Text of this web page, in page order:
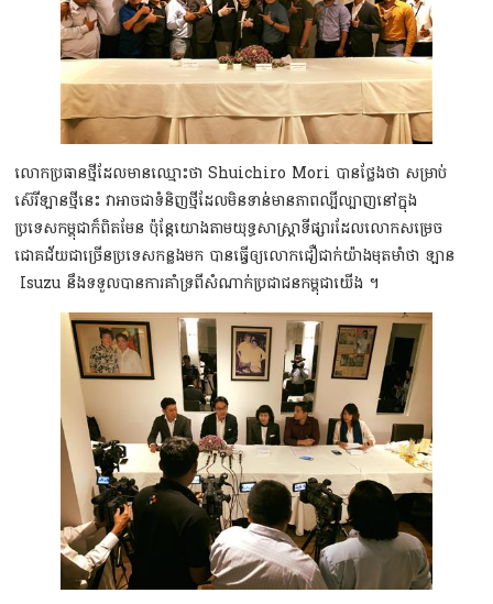
លោកប្រធានថ្មីដែលមានឈ្មោះថា Shuichiro Mori បានថ្លែងថា សម្រាប់
ស៊េរីឡានថ្មីនេះ វាអាចជាទំនិញថ្មីដែលមិនទាន់មានភាពល្បីល្បាញនៅក្នុង
ប្រទេសកម្ពុជាក៏ពិតមែន ប៉ុន្តែយោងតាមយុទ្ធសាស្រ្តាទីផ្សារដែលលោកសម្រេច
ជោគជ័យជាច្រើនប្រទេសកន្លងមក បានធ្វើឲ្យលោកជឿជាក់យ៉ាងមុតមាំថា ឡាន​
Isuzu នឹងទទួលបានការគាំទ្រពីសំណាក់ប្រជាជនកម្ពុជាយើង ។